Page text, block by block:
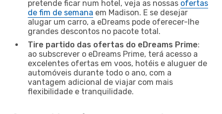
pretende ficar num hotel, veja as nossas ofertas
de fim de semana em Madison. E se desejar
alugar um carro, a eDreams pode oferecer-lhe
grandes descontos no pacote total.
Tire partido das ofertas do eDreams Prime:
ao subscrever o eDreams Prime, terá acesso a
excelentes ofertas em voos, hotéis e aluguer de
automóveis durante todo o ano, com a
vantagem adicional de viajar com mais
flexibilidade e tranquilidade.